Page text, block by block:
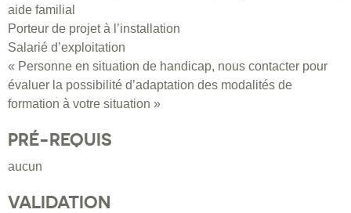
aide familial
Porteur de projet à l’installation
Salarié d’exploitation
« Personne en situation de handicap, nous contacter pour
évaluer la possibilité d’adaptation des modalités de
formation à votre situation »
PRÉ-REQUIS
aucun
VALIDATION